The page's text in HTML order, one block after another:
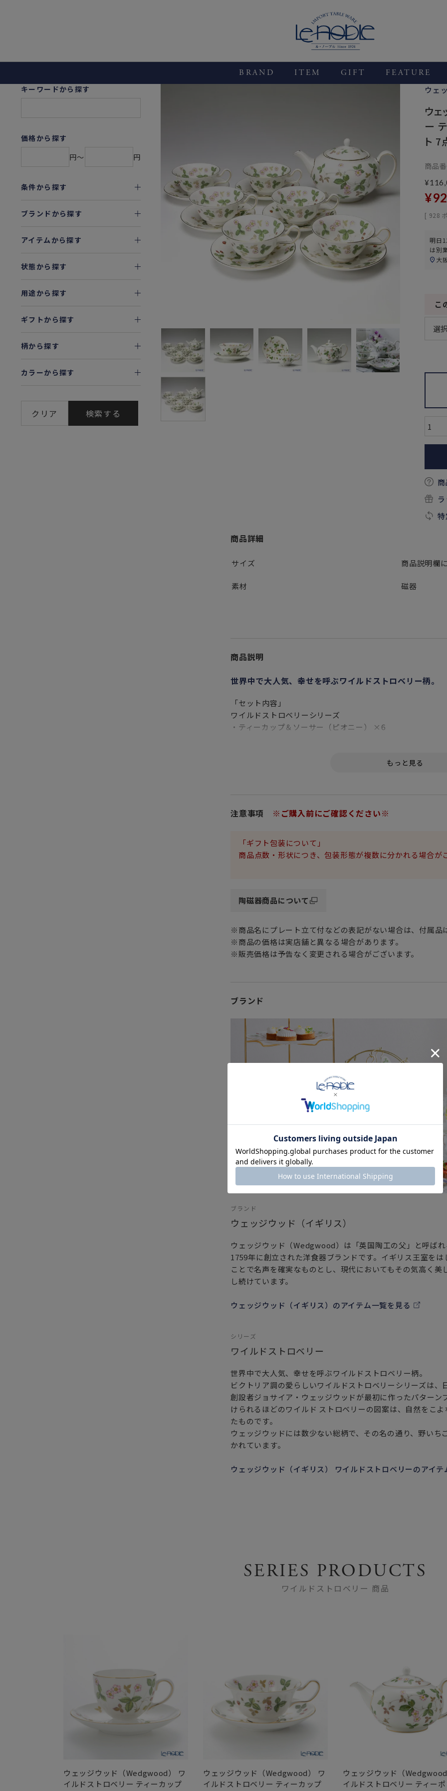
BRAND ITEM GIFT FEATURE
キーワードから探す
価格から探す
円〜
円
条件から探す
ブランドから探す
アイテムから探す
状態から探す
用途から探す
ギフトから探す
柄から探す
カラーから探す
クリア 検索する
ウェ
ウ
ー
ト 7
商品
¥
¥
[ 928
明日
は別
大
こ
商品詳細
サイズ 商品説明欄
素材 磁器
商品説明
世界中で大人気、幸せを呼ぶワイルドストロベリー柄。
「セット内容」
ワイルドストロベリーシリーズ
・ティーカップ＆ソーサー（ピオニー） ×6
（横幅24cm 高さ13.5cm 八分目容量800cc）
注意事項 ※ご購入前にご確認ください※
「ギフト包装について」
商品点数・形状につき、包装形態が複数に分かれる場合が
陶磁器商品について
※商品名にプレート立て付などの表記がない場合は、付属品
※商品の価格は実店舗と異なる場合があります。
※販売価格は予告なく変更される場合がございます。
ブランド
ブランド
ウェッジウッド（イギリス）
ウェッジウッド（Wedgwood）は「英国陶工の父」と呼ば
1759年に創立された洋食器ブランドです。イギリス王室を
ことで名声を確実なものとし、現代においてもその気高く
し続けています。
ウェッジウッド（イギリス）のアイテム一覧を見る
シリーズ
ワイルドストロベリー
世界中で大人気、幸せを呼ぶワイルドストロベリー柄。
ビクトリア調の愛らしいワイルドストロベリーシリーズは、
創設者ジョサイア・ウェッジウッドが最初に作ったパターン
けられるほどのワイルド ストロベリーの図案は、自然をこ
たものです。
ウェッジウッドには数少ない総柄で、その名の通り、野いち
かれています。
ウェッジウッド（イギリス） ワイルドストロベリーのアイテ
SERIES PRODUCTS
ワイルドストロベリー 商品
ウェッジウッド（Wedgwood） ワ
イルドストロベリー ティーカップ
ウェッジウッド（Wedgwood） ワ
イルドストロベリー ティーカップ
ウェッジウッド（
イルドストロベリー ティーポ